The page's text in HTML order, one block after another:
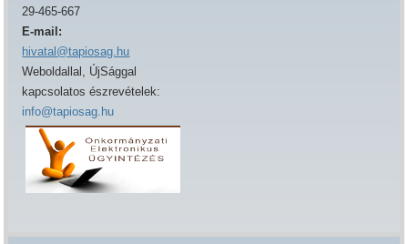
29-465-667
E-mail:
hivatal@tapiosag.hu
Weboldallal, ÚjSággal
kapcsolatos észrevételek:
info@tapiosag.hu